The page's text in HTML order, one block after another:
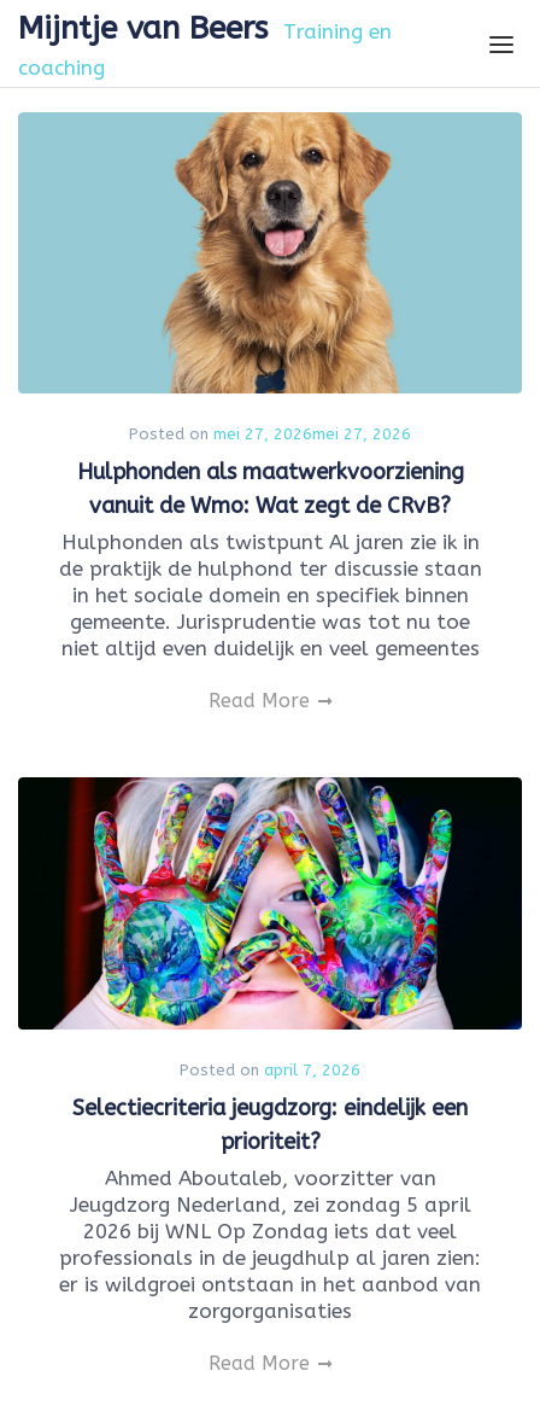
Skip to the content
Mijntje van Beers
Training en
coaching
Posted on mei 27, 2026mei 27, 2026
Hulphonden als maatwerkvoorziening
vanuit de Wmo: Wat zegt de CRvB?
Hulphonden als twistpunt Al jaren zie ik in
de praktijk de hulphond ter discussie staan
in het sociale domein en specifiek binnen
gemeente. Jurisprudentie was tot nu toe
niet altijd even duidelijk en veel gemeentes
Read More
Posted on april 7, 2026
Selectiecriteria jeugdzorg: eindelijk een
prioriteit?
Ahmed Aboutaleb, voorzitter van
Jeugdzorg Nederland, zei zondag 5 april
2026 bij WNL Op Zondag iets dat veel
professionals in de jeugdhulp al jaren zien:
er is wildgroei ontstaan in het aanbod van
zorgorganisaties
Read More